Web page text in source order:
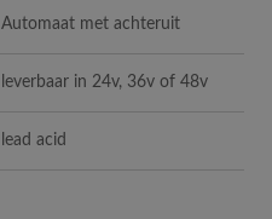
Automaat met achteruit
leverbaar in 24v, 36v of 48v
lead acid